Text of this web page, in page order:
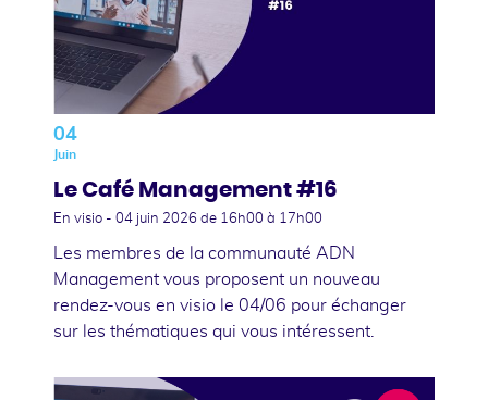
04
Juin
Le Café Management #16
En visio - 04 juin 2026 de 16h00 à 17h00
Les membres de la communauté ADN
Management vous proposent un nouveau
rendez-vous en visio le 04/06 pour échanger
sur les thématiques qui vous intéressent.